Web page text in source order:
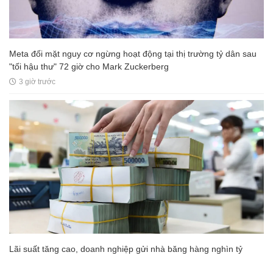
Meta đối mặt nguy cơ ngừng hoạt động tại thị trường tỷ dân sau
"tối hậu thư" 72 giờ cho Mark Zuckerberg
3 giờ trước
Lãi suất tăng cao, doanh nghiệp gửi nhà băng hàng nghìn tỷ